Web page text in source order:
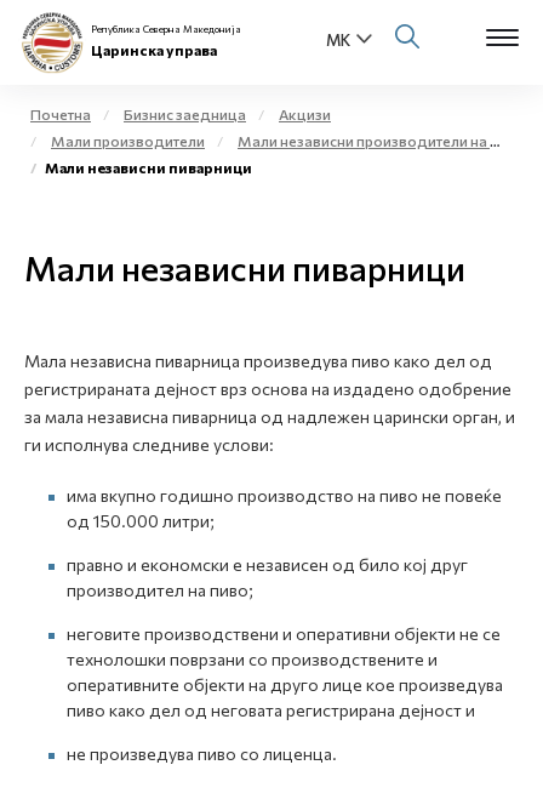
За нас
Е-Царина
Open
Медиа центар
Република Северна Македонија
Царинска управа
Почетна Бизнис заедница
Акцизи
Мали производители
Мали независни производители на етил алкохол и жестоки алкохолни пијалаци за комерцијални цели - мали дестилерии
Мали независни пиварници
Мали независни пиварници
Мала независна пиварница произведува пиво како дел од
регистрираната дејност врз основа на издадено одобрение
за мала независна пиварница од надлежен царински орган, и
ги исполнува следниве услови:
има вкупно годишно производство на пиво не повеќе
од 150.000 литри;
правно и економски е независен од било кој друг
производител на пиво;
неговите производствени и оперативни објекти не се
технолошки поврзани со производствените и
оперативните објекти на друго лице кое произведува
пиво како дел од неговата регистрирана дејност и
не произведува пиво со лиценца.